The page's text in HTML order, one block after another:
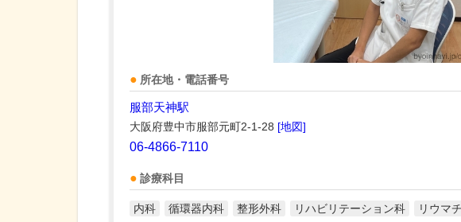
所在地・電話番号
服部天神駅
大阪府豊中市服部元町2-1-28 [地図]
06-4866-7110
診療科目
内科 循環器内科 整形外科 リハビリテーション科 リウマ